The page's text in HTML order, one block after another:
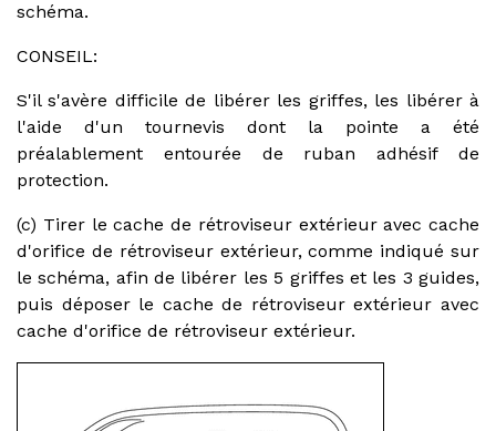
schéma.
CONSEIL:
S'il s'avère difficile de libérer les griffes, les libérer à
l'aide d'un tournevis dont la pointe a été
préalablement entourée de ruban adhésif de
protection.
(c) Tirer le cache de rétroviseur extérieur avec cache
d'orifice de rétroviseur extérieur, comme indiqué sur
le schéma, afin de libérer les 5 griffes et les 3 guides,
puis déposer le cache de rétroviseur extérieur avec
cache d'orifice de rétroviseur extérieur.